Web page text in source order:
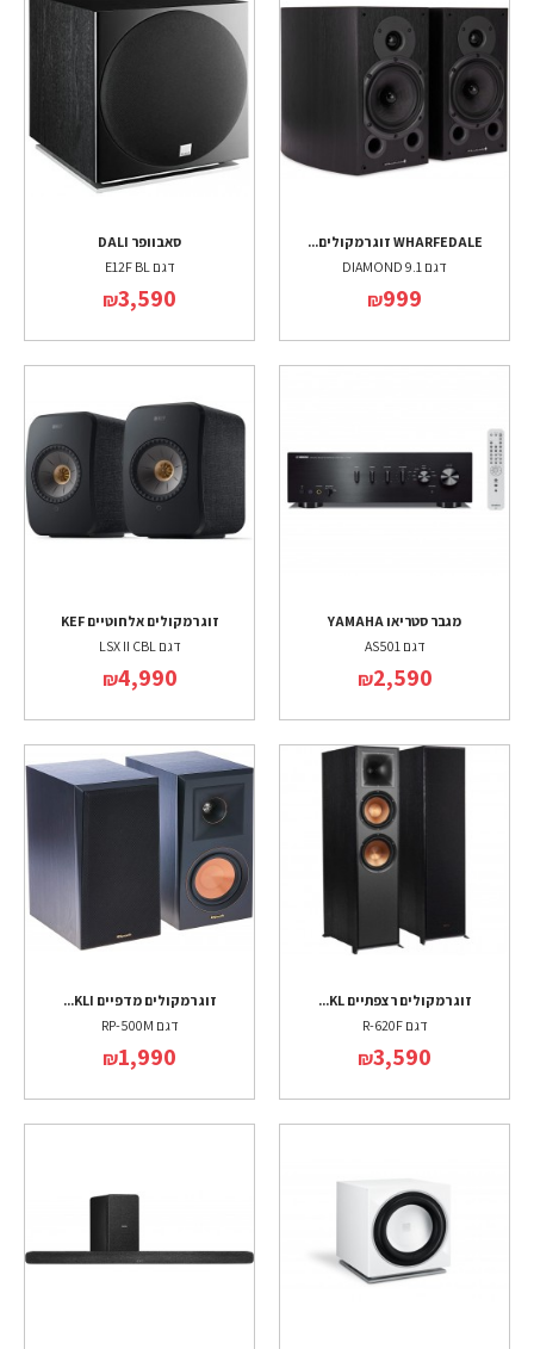
WHARFEDALE זוג רמקולים...
דגם DIAMOND 9.1
₪999
סאבוופר DALI
דגם E12F BL
₪3,590
מגבר סטריאו YAMAHA
דגם AS501
₪2,590
זוג רמקולים אלחוטיים KEF
דגם LSX II CBL
₪4,990
זוג רמקולים רצפתיים KL...
דגם R-620F
₪3,590
זוג רמקולים מדפיים KLI...
דגם RP-500M
₪1,990